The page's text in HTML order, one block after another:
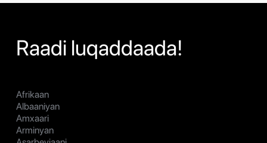
Raadi luqaddaada!
Afrikaan
Albaaniyan
Amxaari
Arminyan